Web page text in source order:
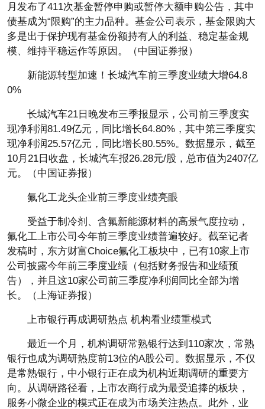
月发布了411次基金暂停申购或暂停大额申购公告，其中
债基成为“限购”的主力品种。基金公司表示，基金限购大
多是出于保护现有基金份额持有人的利益、稳定基金规
模、维持平稳运作等原因。（中国证券报）
新能源转型加速！长城汽车前三季度业绩大增64.8
0%
长城汽车21日晚发布三季报显示，公司前三季度实
现净利润81.49亿元，同比增长64.80%，其中第三季度实
现净利润25.57亿元，同比增长80.55%。数据显示，截至
10月21日收盘，长城汽车报26.28元/股，总市值为2407亿
元。（中国证券报）
氟化工龙头企业前三季度业绩亮眼
受益于制冷剂、含氟新能源材料的高景气度拉动，
氟化工上市公司今年前三季度业绩普遍较好。截至记者
发稿时，东方财富Choice氟化工板块中，已有10家上市
公司披露今年前三季度业绩（包括财务报告和业绩预
告），并且这10家公司前三季度净利润同比全部为增
长。（上海证券报）
上市银行再成调研热点 机构看业绩重模式
最近一个月，机构调研常熟银行达到110家次，常熟
银行也成为调研热度前13位的A股公司。数据显示，不仅
是常熟银行，中小银行正在成为机构近期调研的重要方
向。从调研路径看，上市农商行成为最受追捧的板块，
服务小微企业的模式正在成为市场关注热点。此外，业